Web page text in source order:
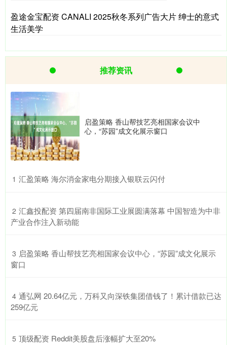
盈途金宝配资 CANALI 2025秋冬系列广告大片 绅士的意式
生活美学
推荐资讯
启盈策略 香山帮技艺亮相国家会议中
心，“苏园”成文化展示窗口
1 ​汇盈策略 海尔消金家电分期接入银联云闪付
2 ​汇鑫投配资 第四届南非国际工业展圆满落幕 中国智造为中非
产业合作注入新动能
3 ​启盈策略 香山帮技艺亮相国家会议中心，“苏园”成文化展示
窗口
4 ​通弘网 20.64亿元，万科又向深铁集团借钱了！累计借款已达
259亿元
5 ​顶级配资 Reddit美股盘后涨幅扩大至20%